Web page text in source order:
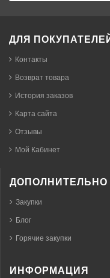
ДЛЯ
Контакты
Возврат товара
История заказов
Карта сайта
Отзывы
Мой Кабинет
ДОПОЛНИТЕЛЬНО
Закупки
Блог
Горячие закупки
ИНФОРМАЦИЯ